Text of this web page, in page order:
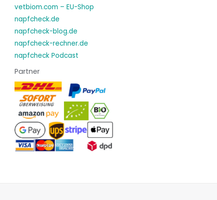
vetbiom.com – EU-Shop
napfcheck.de
napfcheck-blog.de
napfcheck-rechner.de
napfcheck Podcast
Partner